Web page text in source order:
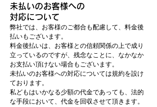
未払いのお客様への
対応について
弊社では、お客様のご都合も配慮して、料金後
払いもございます。
料金後払いは、お客様との信頼関係の上で成り
立っているのですが、残念なことに、なかなか
お支払い頂けない場合もございます。
未払いのお客様への対応については規約を設け
ております。
私どもはいかなる少額の代金であっても、法的
な手段において、代金を回収させて頂きます。